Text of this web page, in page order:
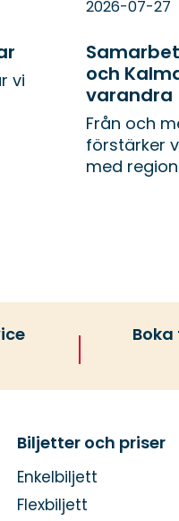
vi
2026-07-27
och
varandra
Från och
förstärker
med
Biljetter och priser
Enkelbiljett
Flexbiljett